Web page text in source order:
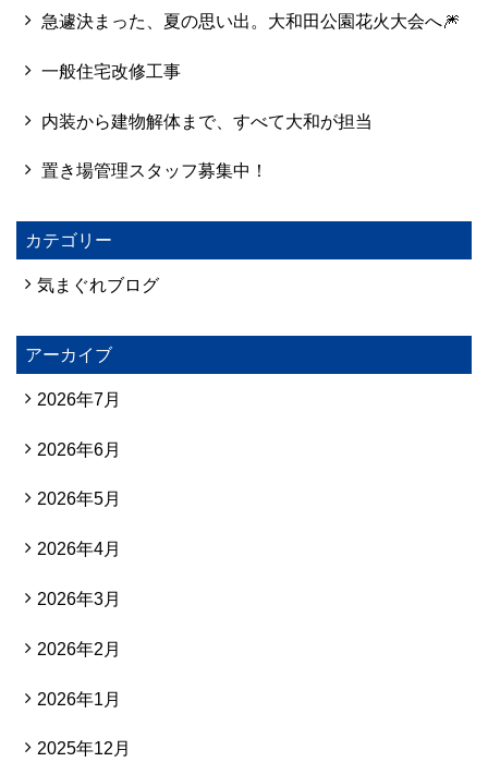
急遽決まった、夏の思い出。大和田公園花火大会へ🎆
一般住宅改修工事
内装から建物解体まで、すべて大和が担当
置き場管理スタッフ募集中！
カテゴリー
気まぐれブログ
アーカイブ
2026年7月
2026年6月
2026年5月
2026年4月
2026年3月
2026年2月
2026年1月
2025年12月